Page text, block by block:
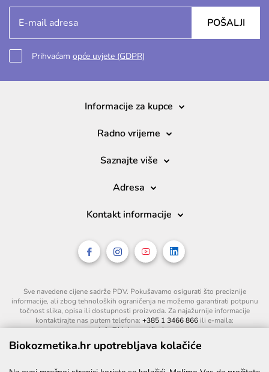
POŠALJI
Prihvaćam opće uvjete (GDPR)
Informacije za kupce
Radno vrijeme
Saznajte više
Adresa
Kontakt informacije
Sve navedene cijene sadrže PDV. Pokušavamo osigurati što preciznije
informacije, ali zbog tehnoloških ograničenja ne možemo garantirati potpunu
točnost slika, opisa ili dostupnosti proizvoda. Za najažurnije informacije
kontaktirajte nas putem telefona: +385 1 3466 866 ili e-maila:
info@biokozmetika.hr.
Biokozmetika.hr upotrebljava kolačiće